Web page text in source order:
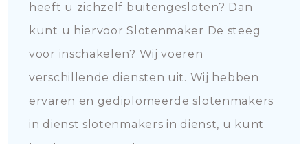
heeft u zichzelf buitengesloten? Dan
kunt u hiervoor Slotenmaker De steeg
voor inschakelen? Wij voeren
verschillende diensten uit. Wij hebben
ervaren en gediplomeerde slotenmakers
in dienst slotenmakers in dienst, u kunt